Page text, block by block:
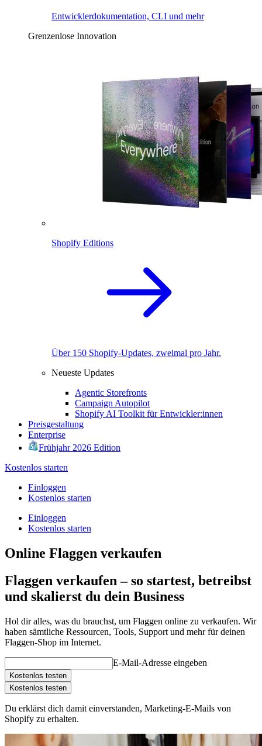
Entwicklerdokumentation, CLI und mehr
Grenzenlose Innovation
Shopify Editions
Über 150 Shopify-Updates, zweimal pro Jahr.
Neueste Updates
Agentic Storefronts
Campaign Autopilot
Shopify AI Toolkit für Entwickler:innen
Preisgestaltung
Enterprise
Frühjahr 2026 Edition
Kostenlos starten
Einloggen
Kostenlos starten
Einloggen
Kostenlos starten
Online Flaggen verkaufen
Flaggen verkaufen – so startest, betreibst
und skalierst du dein Business
Hol dir alles, was du brauchst, um Flaggen online zu verkaufen. Wir
haben sämtliche Ressourcen, Tools, Support und mehr für deinen
Flaggen-Shop im Internet.
E-Mail-Adresse eingeben
Kostenlos testen
Kostenlos testen
Du erklärst dich damit einverstanden, Marketing-E-Mails von
Shopify zu erhalten.